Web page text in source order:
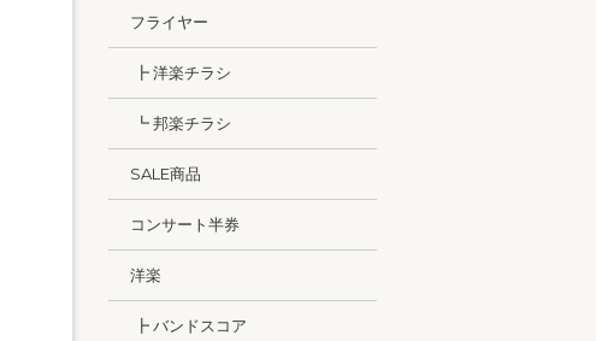
フライヤー
┣ 洋楽チラシ
┗ 邦楽チラシ
SALE商品
コンサート半券
洋楽
┣ バンドスコア